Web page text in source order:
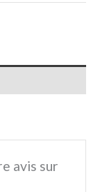
avis sur